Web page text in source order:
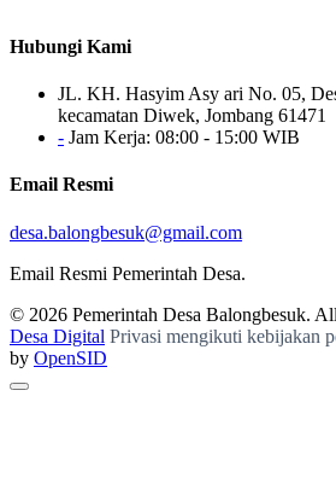
Hubungi Kami
JL. KH. Hasyim Asy ari No. 05,
kecamatan Diwek, Jombang 61471
- Jam Kerja: 08:00 - 15:00 WIB
Email Resmi
desa.balongbesuk@gmail.com
Email Resmi Pemerintah Desa.
© 2026 Pemerintah Desa Balongbesuk.
Desa Digital Privasi mengikuti kebijakan
by OpenSID